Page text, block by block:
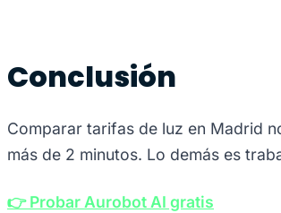
Conclusión
Comparar tarifas de luz en Madrid
más de 2 minutos. Lo demás es
👉 Probar Aurobot AI gratis